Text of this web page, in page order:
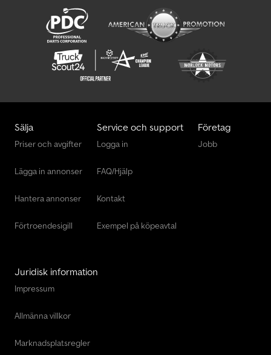
Sälja
Priser och avgifter
Lägga in annonser
Hantera annonser
Förtroendesigill
Service och support
Logga in
FAQ/Hjälp
Kontakt
Exempel på köpeavtal
Företag
Jobb
Juridisk information
Impressum
Allmänna villkor
Marknadsplatsregler